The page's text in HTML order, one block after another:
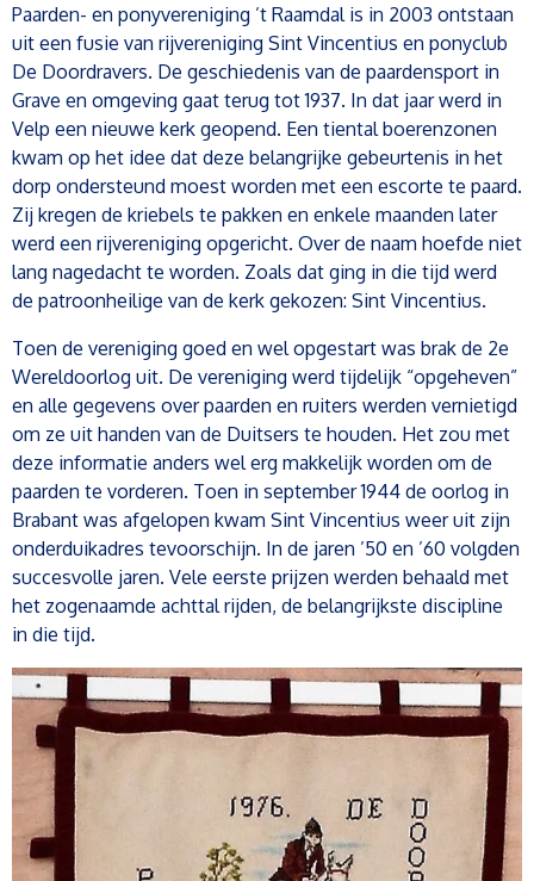
Paarden- en ponyvereniging ’t Raamdal is in 2003 ontstaan
uit een fusie van rijvereniging Sint Vincentius en ponyclub
De Doordravers. De geschiedenis van de paardensport in
Grave en omgeving gaat terug tot 1937. In dat jaar werd in
Velp een nieuwe kerk geopend. Een tiental boerenzonen
kwam op het idee dat deze belangrijke gebeurtenis in het
dorp ondersteund moest worden met een escorte te paard.
Zij kregen de kriebels te pakken en enkele maanden later
werd een rijvereniging opgericht. Over de naam hoefde niet
lang nagedacht te worden. Zoals dat ging in die tijd werd
de patroonheilige van de kerk gekozen: Sint Vincentius.
Toen de vereniging goed en wel opgestart was brak de 2e
Wereldoorlog uit. De vereniging werd tijdelijk “opgeheven”
en alle gegevens over paarden en ruiters werden vernietigd
om ze uit handen van de Duitsers te houden. Het zou met
deze informatie anders wel erg makkelijk worden om de
paarden te vorderen. Toen in september 1944 de oorlog in
Brabant was afgelopen kwam Sint Vincentius weer uit zijn
onderduikadres tevoorschijn. In de jaren ’50 en ’60 volgden
succesvolle jaren. Vele eerste prijzen werden behaald met
het zogenaamde achttal rijden, de belangrijkste discipline
in die tijd.